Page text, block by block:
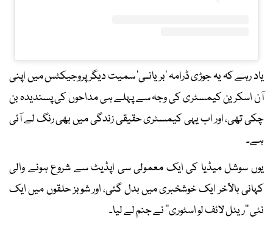
یاد رہے کہ یہ جوڑی ڈرامہ ’بریانـی‘ سمیت دیگر پروجیکٹس میں اپنی
آن اسکرین کیمسٹری کی وجہ سے پہلے ہی مداحوں کی پسندیدہ بن
چکی تھی، اور اب یہی کیمسٹری حقیقی زندگی میں بھی رنگ لے آئی
ہے۔
یوں سوشل میڈیا کی ایک معمولی سی اپڈیٹ سے شروع ہونے والی
کہانی بالآخر ایک خوشخبری میں بدل گئی، اور شوبز حلقوں میں ایک
نئی ’’ریئل لائف لو اسٹوری‘‘ نے جنم لے لیا۔